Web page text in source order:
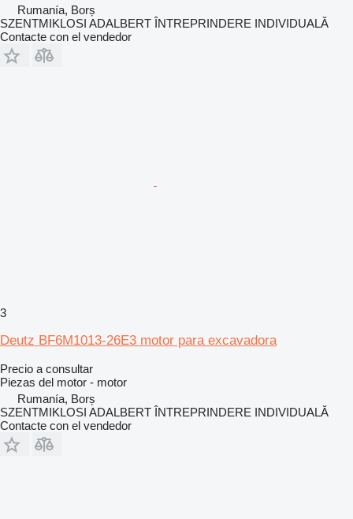
Rumanía, Borș
SZENTMIKLOSI ADALBERT ÎNTREPRINDERE INDIVIDUALĂ
Contacte con el vendedor
3
Deutz BF6M1013-26E3 motor para excavadora
Precio a consultar
Piezas del motor - motor
Rumanía, Borș
SZENTMIKLOSI ADALBERT ÎNTREPRINDERE INDIVIDUALĂ
Contacte con el vendedor